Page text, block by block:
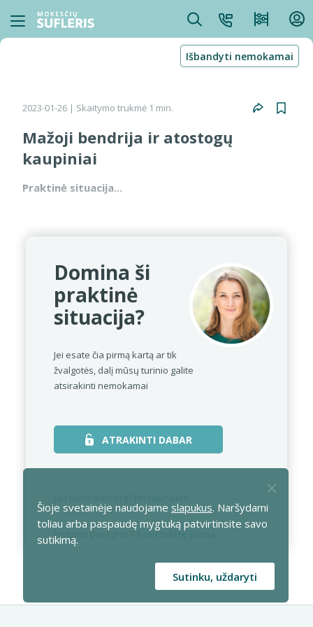
Išbandyti nemokamai
2023-01-26 | Skaitymo trukmė 1 min.
Mažoji bendrija ir atostogų
kaupiniai
Praktinė situacija...
Domina ši
praktinė
situacija?
Jei esate čia pirmą kartą ar tik
žvalgotės, dalį mūsų turinio galite
atsirakinti nemokamai
ATRAKINTI DABAR
Neturite paskyros? Pasirinkite planą
Šioje svetainėje naudojame slapukus. Naršydami
toliau arba paspaudę mygtuką patvirtinsite savo
sutikimą.
Sutinku, uždaryti